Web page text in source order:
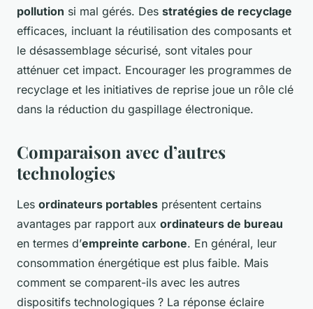
pollution si mal gérés. Des stratégies de recyclage
efficaces, incluant la réutilisation des composants et
le désassemblage sécurisé, sont vitales pour
atténuer cet impact. Encourager les programmes de
recyclage et les initiatives de reprise joue un rôle clé
dans la réduction du gaspillage électronique.
Comparaison avec d’autres
technologies
Les ordinateurs portables présentent certains
avantages par rapport aux ordinateurs de bureau
en termes d’empreinte carbone. En général, leur
consommation énergétique est plus faible. Mais
comment se comparent-ils avec les autres
dispositifs technologiques ? La réponse éclaire